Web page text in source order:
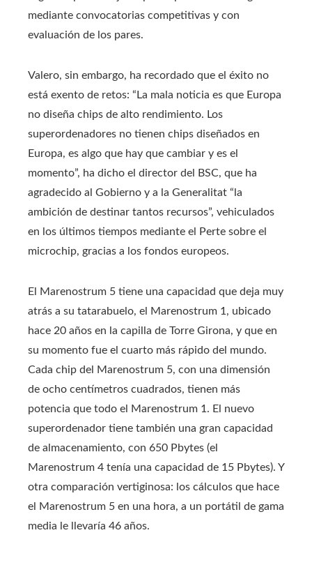
mediante convocatorias competitivas y con
evaluación de los pares.
Valero, sin embargo, ha recordado que el éxito no
está exento de retos: “La mala noticia es que Europa
no diseña chips de alto rendimiento. Los
superordenadores no tienen chips diseñados en
Europa, es algo que hay que cambiar y es el
momento”, ha dicho el director del BSC, que ha
agradecido al Gobierno y a la Generalitat “la
ambición de destinar tantos recursos”, vehiculados
en los últimos tiempos mediante el Perte sobre el
microchip, gracias a los fondos europeos.
El Marenostrum 5 tiene una capacidad que deja muy
atrás a su tatarabuelo, el Marenostrum 1, ubicado
hace 20 años en la capilla de Torre Girona, y que en
su momento fue el cuarto más rápido del mundo.
Cada chip del Marenostrum 5, con una dimensión
de ocho centímetros cuadrados, tienen más
potencia que todo el Marenostrum 1. El nuevo
superordenador tiene también una gran capacidad
de almacenamiento, con 650 Pbytes (el
Marenostrum 4 tenía una capacidad de 15 Pbytes). Y
otra comparación vertiginosa: los cálculos que hace
el Marenostrum 5 en una hora, a un portátil de gama
media le llevaría 46 años.